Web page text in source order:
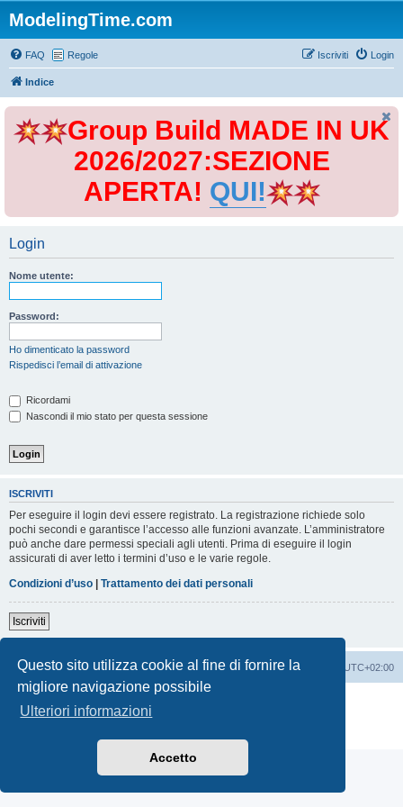
Questo sito utilizza cookie al fine di fornire la
migliore navigazione possibile
Ulteriori informazioni
Accetto
ModelingTime.com
FAQ Regole Login
Iscriviti
Indice
Group Build MADE IN UK
2026/2027:SEZIONE
APERTA! QUI!
Login
Nome utente:
Password:
Ho dimenticato la password
Rispedisci l’email di attivazione
Ricordami
Nascondi il mio stato per questa sessione
ISCRIVITI
Per eseguire il login devi essere registrato. La registrazione richiede solo
pochi secondi e garantisce l’accesso alle funzioni avanzate. L’amministratore
può anche dare permessi speciali agli utenti. Prima di eseguire il login
assicurati di aver letto i termini d’uso e le varie regole.
Condizioni d’uso | Trattamento dei dati personali
Iscriviti
Indice Tutti gli orari sono UTC+02:00
Cancella cookie
Contattaci
Traduzione Italiana